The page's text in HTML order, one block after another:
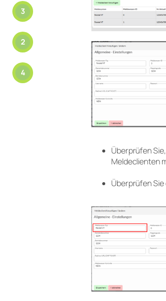
3
2
4
Überprüfen
Meldeclienten
Überprüfen Sie